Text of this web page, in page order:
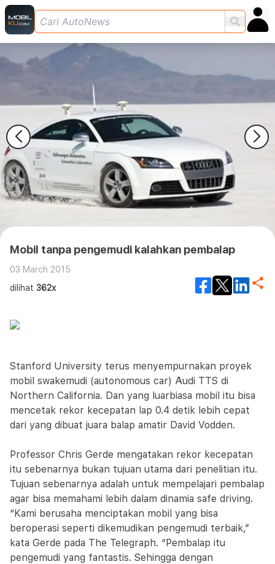
Mobil tanpa pengemudi kalahkan pembalap
03 March 2015
dilihat 362x
Stanford University terus menyempurnakan proyek
mobil swakemudi (autonomous car) Audi TTS di
Northern California. Dan yang luarbiasa mobil itu bisa
mencetak rekor kecepatan lap 0.4 detik lebih cepat
dari yang dibuat juara balap amatir David Vodden.
Professor Chris Gerde mengatakan rekor kecepatan
itu sebenarnya bukan tujuan utama dari penelitian itu.
Tujuan sebenarnya adalah untuk mempelajari pembalap
agar bisa memahami lebih dalam dinamia safe driving.
“Kami berusaha menciptakan mobil yang bisa
beroperasi seperti dikemudikan pengemudi terbaik,”
kata Gerde pada The Telegraph. “Pembalap itu
pengemudi yang fantastis. Sehingga dengan